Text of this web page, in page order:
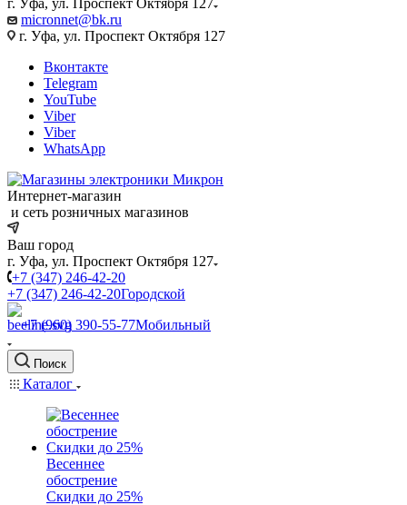
г. Уфа, ул. Проспект Октября 127
micronnet@bk.ru
г. Уфа, ул. Проспект Октября 127
Вконтакте
Telegram
YouTube
Viber
Viber
WhatsApp
Интернет-магазин
и сеть розничных магазинов
Ваш город
г. Уфа, ул. Проспект Октября 127
+7 (347) 246-42-20
+7 (347) 246-42-20Городской
+7 (960) 390-55-77Мобильный
Поиск
Каталог
Весеннее
обострение
Скидки до 25%